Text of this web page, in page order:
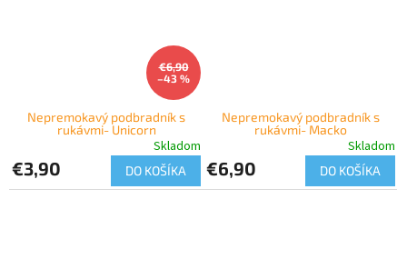
€6,90
–43 %
Nepremokavý podbradník s
rukávmi- Unicorn
Skladom
€3,90 DO KOŠÍKA
Nepremokavý podbradník s
rukávmi- Macko
Skladom
€6,90 DO KOŠÍKA